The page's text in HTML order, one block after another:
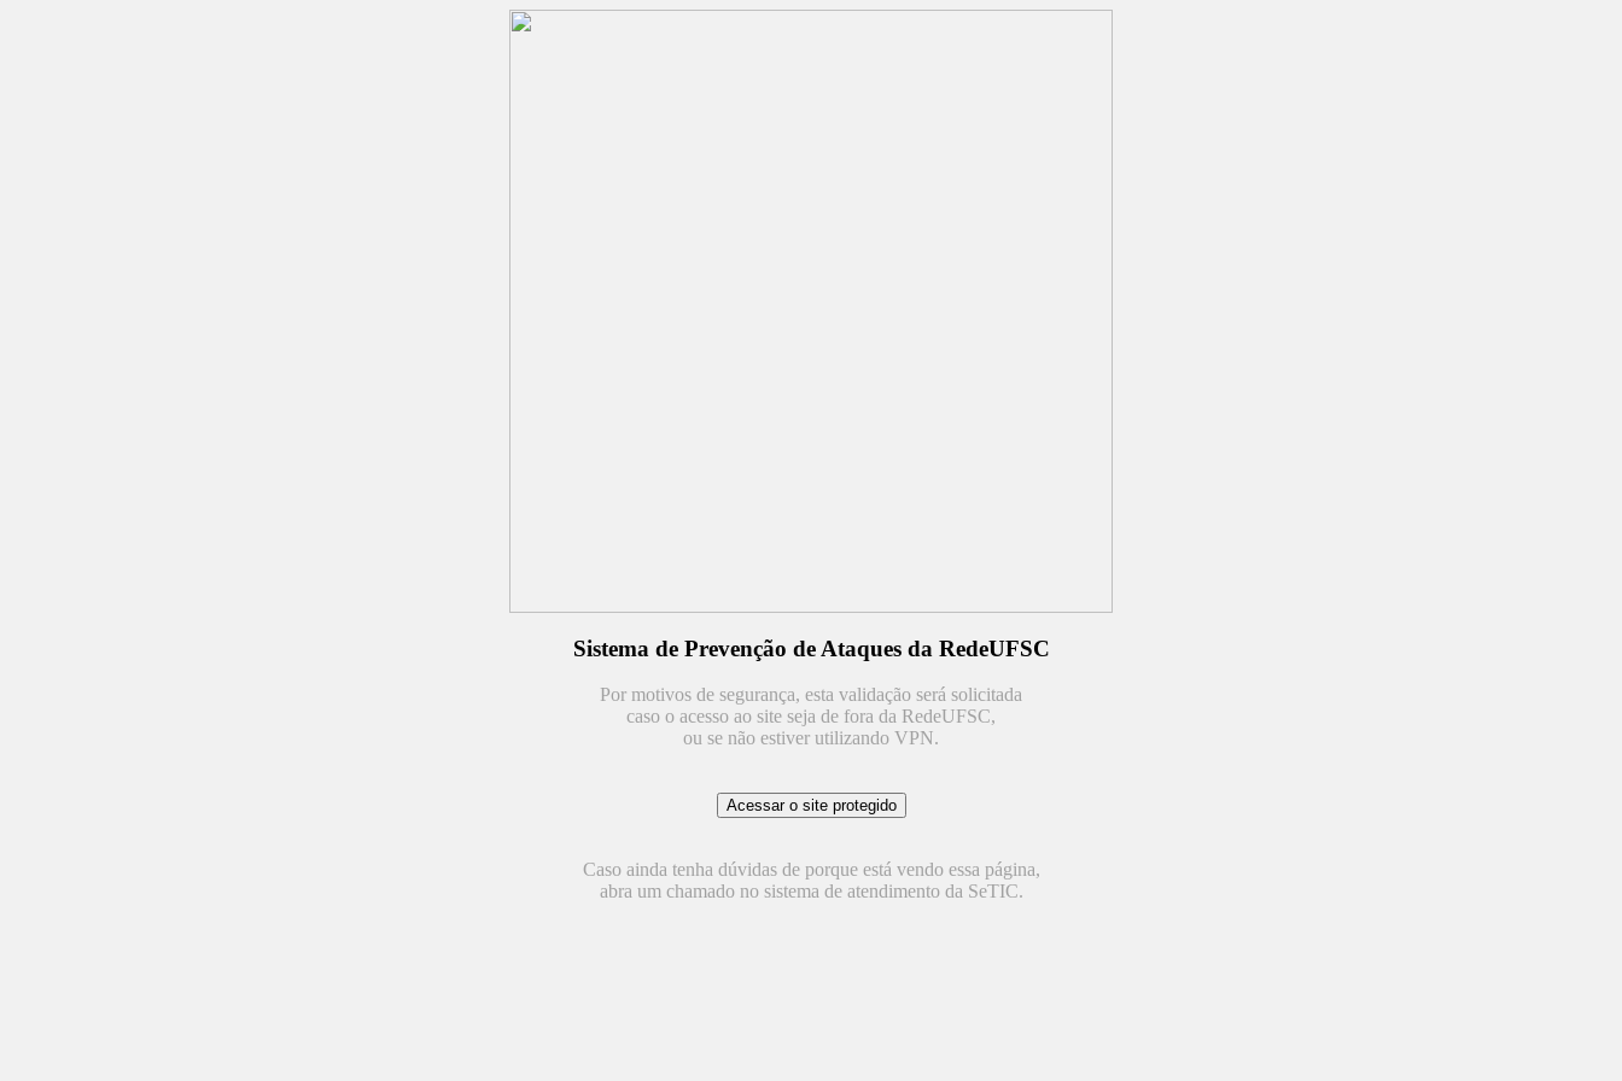
Sistema de Prevenção de Ataques da RedeUFSC
Por motivos de segurança, esta validação será solicitada
caso o acesso ao site seja de fora da RedeUFSC,
ou se não estiver utilizando VPN.
Caso ainda tenha dúvidas de porque está vendo essa página,
abra um chamado no sistema de atendimento da SeTIC.